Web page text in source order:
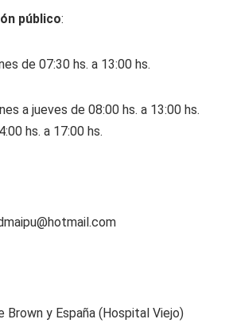
público:
de 07:30 hs. a 13:00 hs.
a jueves de 08:00 hs. a 13:00 hs.
hs. a 17:00 hs.
Brown y España (Hospital Viejo)